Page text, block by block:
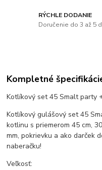
RÝCHLE DODANIE
Doručenie do 3 až 5
Kompletné
Kotlíkový set 45 Smalt party
Kotlíkový gulášový set 45
kotlinu s priemerom 45 cm,
mm, pokrievku a ako darček
naberačku!
Veľkosť: